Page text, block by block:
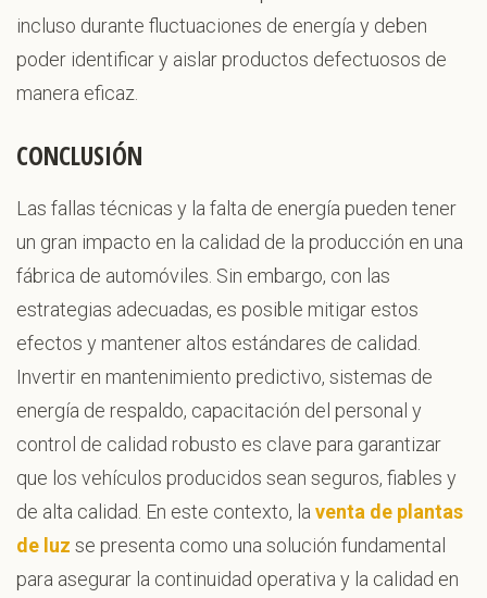
incluso durante fluctuaciones de energía y deben
poder identificar y aislar productos defectuosos de
manera eficaz.
CONCLUSIÓN
Las fallas técnicas y la falta de energía pueden tener
un gran impacto en la calidad de la producción en una
fábrica de automóviles. Sin embargo, con las
estrategias adecuadas, es posible mitigar estos
efectos y mantener altos estándares de calidad.
Invertir en mantenimiento predictivo, sistemas de
energía de respaldo, capacitación del personal y
control de calidad robusto es clave para garantizar
que los vehículos producidos sean seguros, fiables y
de alta calidad. En este contexto, la venta de plantas
de luz se presenta como una solución fundamental
para asegurar la continuidad operativa y la calidad en